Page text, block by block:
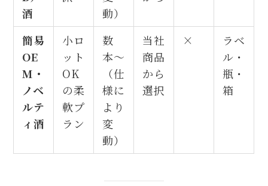
酒
動）
簡易
OE
M・
ノベ
ルテ
ィ酒
小ロ
ット
OK
の柔
軟プ
ラン
数
本〜
（仕
様に
より
変
動）
当社
商品
から
選択
×
ラベ
ル・
瓶・
箱